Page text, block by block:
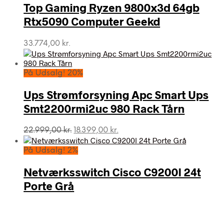
Top Gaming Ryzen 9800x3d 64gb
Rtx5090 Computer Geekd
33.774,00 kr.
På Udsalg! 20%
Ups Strømforsyning Apc Smart Ups
Smt2200rmi2uc 980 Rack Tårn
22.999,00kr. Den
oprindelige
pris
22.999,00 kr..
18.399,00 kr.
aktuelle
18.399,00 kr..
På Udsalg! 2%
Netværksswitch Cisco C9200l 24t
Porte Grå